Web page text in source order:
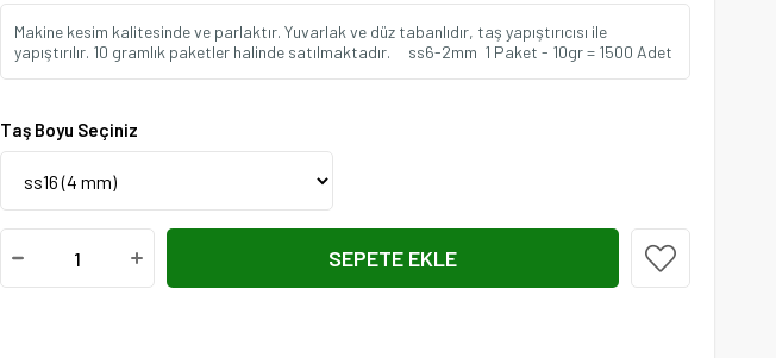
Makine kesim kalitesinde ve parlaktır. Yuvarlak ve düz tabanlıdır, taş yapıştırıcısı ile
yapıştırılır. 10 gramlık paketler halinde satılmaktadır. ss6-2mm 1 Paket - 10gr = 1500 Adet
Taş Boyu Seçiniz